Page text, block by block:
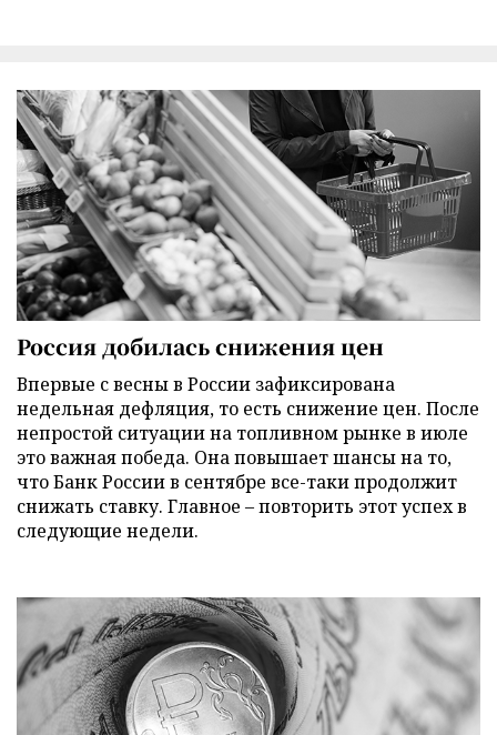
Россия добилась снижения цен
Впервые с весны в России зафиксирована
недельная дефляция, то есть снижение цен. После
непростой ситуации на топливном рынке в июле
это важная победа. Она повышает шансы на то,
что Банк России в сентябре все-таки продолжит
снижать ставку. Главное – повторить этот успех в
следующие недели.